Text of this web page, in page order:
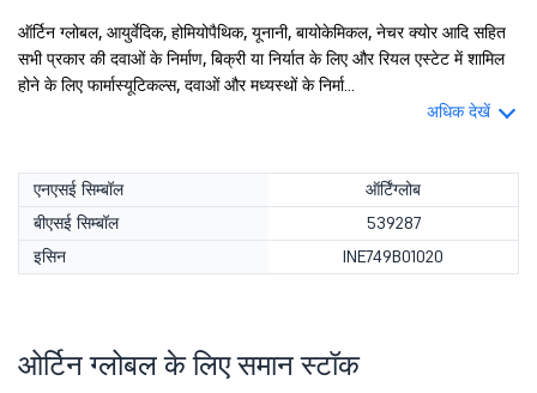
ऑर्टिन ग्लोबल, आयुर्वेदिक, होमियोपैथिक, यूनानी, बायोकेमिकल, नेचर क्योर आदि सहित
सभी प्रकार की दवाओं के निर्माण, बिक्री या निर्यात के लिए और रियल एस्टेट में शामिल
होने के लिए फार्मास्यूटिकल्स, दवाओं और मध्यस्थों के निर्मा...
अधिक देखें
एनएसई सिम्बॉल
ऑर्टिंग्लोब
बीएसई सिम्बॉल
539287
इसिन
INE749B01020
ओर्टिन ग्लोबल के लिए समान स्टॉक